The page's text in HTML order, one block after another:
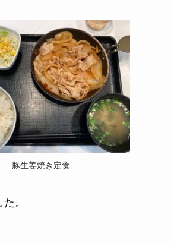
豚生姜焼き定食
。